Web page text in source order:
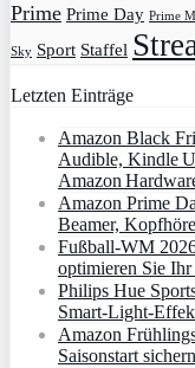
Prime Prime Day Prime
Sky Sport Staffel
Letzten Einträge
Amazon Black
Audible, Kindle
Amazon
Amazon Prime
Beamer,
Fußball-WM
optimieren Sie
Philips Hue
Amazon
Saisonstart sichern